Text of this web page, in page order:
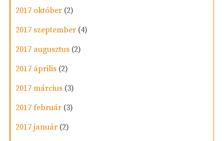
2017 október (2)
2017 szeptember (4)
2017 augusztus (2)
2017 április (2)
2017 március (3)
2017 február (3)
2017 január (2)